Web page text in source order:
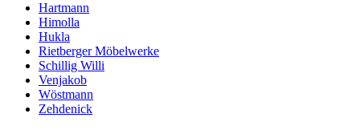
Hartmann
Himolla
Hukla
Rietberger Möbelwerke
Schillig Willi
Venjakob
Wöstmann
Zehdenick